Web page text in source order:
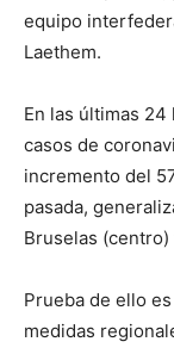
equipo
Laethem.
En las últimas
casos de
incremento del
pasada,
Bruselas
Prueba de ello
medidas